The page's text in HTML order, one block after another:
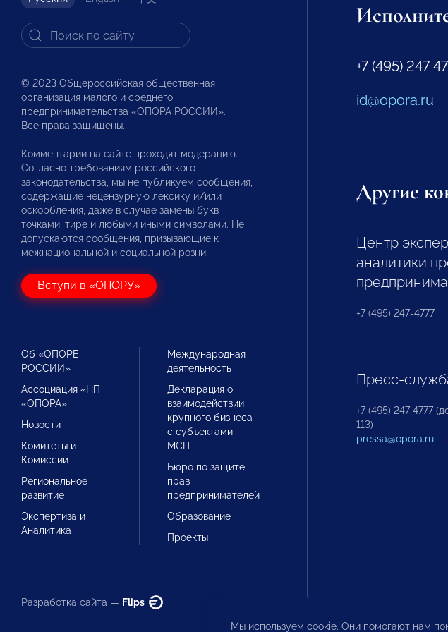
© 2023 Общероссийская общественная
организация малого и среднего
предпринимательства «ОПОРА РОССИИ».
Все права защищены.
Комментарии на сайте проходят модерацию.
Согласно требованиям российского
законодательства, мы не публикуем сообщения,
содержащие нецензурную лексику и/или
оскорбления, даже в случае замены букв
точками, тире и любыми иными символами. Не
допускаются сообщения, призывающие к
межнациональной и социальной розни.
Вступи в «ОПОРУ»
Об «ОПОРЕ
РОССИИ»
Ассоциация «НП
«ОПОРА»
Новости
Комитеты и
Комиссии
Региональное
развитие
Экспертиза и
Аналитика
Международная
деятельность
Декларация о
взаимодействии
крупного бизнеса
с субъектами
МСП
Бюро по защите
прав
предпринимателей
Образование
Проекты
Разработка сайта — Flips
+7 (495) 247
id@opora.ru
Другие
Центр
аналитики
+7 (495) 247-4777
Пресс-
+7 (495) 247 4777
113)
pressa@opora.ru
Мы используем cookie. Они помогают нам